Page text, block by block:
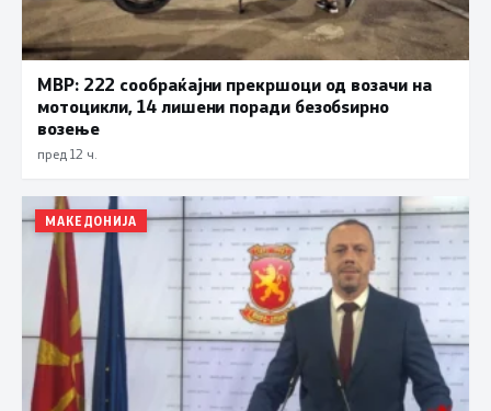
МВР: 222 сообраќајни прекршоци од возачи на
мотоцикли, 14 лишени поради безобѕирно
возење
пред 12 ч.
МАКЕДОНИЈА